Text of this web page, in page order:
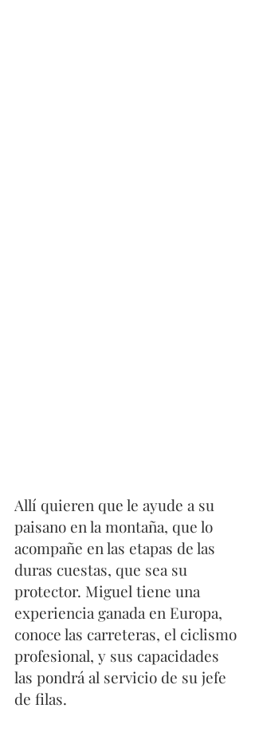
Allí quieren que le ayude a su
paisano en la montaña, que lo
acompañe en las etapas de las
duras cuestas, que sea su
protector. Miguel tiene una
experiencia ganada en Europa,
conoce las carreteras, el ciclismo
profesional, y sus capacidades
las pondrá al servicio de su jefe
de filas.